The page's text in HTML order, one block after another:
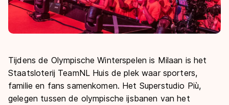
Tijdens de Olympische Winterspelen is Milaan is het
Staatsloterij TeamNL Huis de plek waar sporters,
familie en fans samenkomen. Het Superstudio Più,
gelegen tussen de olympische ijsbanen van het